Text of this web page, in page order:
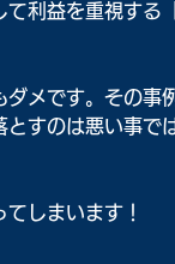
利益を重視する
メです。その事
すのは悪い事で
しまいます！